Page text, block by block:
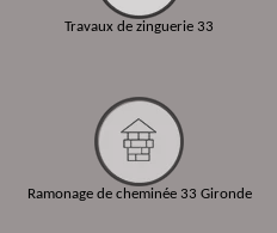
Travaux de zinguerie 33
Ramonage de cheminée 33 Gironde